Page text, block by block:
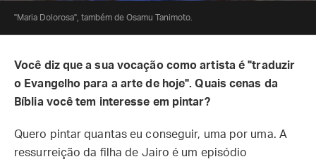
"Maria Dolorosa", também de Osamu Tanimoto.
Você diz que a sua vocação como artista é "traduzir
o Evangelho para a arte de hoje". Quais cenas da
Bíblia você tem interesse em pintar?
Quero pintar quantas eu conseguir, uma por uma. A
ressurreição da filha de Jairo é um episódio